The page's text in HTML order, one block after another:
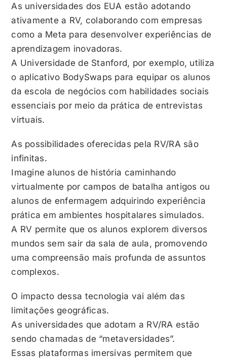
As universidades dos EUA estão adotando
ativamente a RV, colaborando com empresas
como a Meta para desenvolver experiências de
aprendizagem inovadoras.
A Universidade de Stanford, por exemplo, utiliza
o aplicativo BodySwaps para equipar os alunos
da escola de negócios com habilidades sociais
essenciais por meio da prática de entrevistas
virtuais.
As possibilidades oferecidas pela RV/RA são
infinitas.
Imagine alunos de história caminhando
virtualmente por campos de batalha antigos ou
alunos de enfermagem adquirindo experiência
prática em ambientes hospitalares simulados.
A RV permite que os alunos explorem diversos
mundos sem sair da sala de aula, promovendo
uma compreensão mais profunda de assuntos
complexos.
O impacto dessa tecnologia vai além das
limitações geográficas.
As universidades que adotam a RV/RA estão
sendo chamadas de “metaversidades”.
Essas plataformas imersivas permitem que